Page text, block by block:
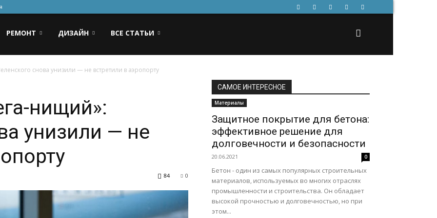
РЕМОНТ ДИЗАЙН ВСЕ СТАТЬИ
снова унизили — не встретили в аэропорту
нищий»:
унизили — не
0
84
САМОЕ ИНТЕРЕСНОЕ
Материалы
Защитное покрытие для бетона:
эффективное решение для
долговечности и безопасности
20.06.2021 0
Бетон - один из самых популярных строительных
материалов, используемых во многих отраслях
промышленности и строительства. Он обладает
высокой прочностью и долговечностью, но при
этом...